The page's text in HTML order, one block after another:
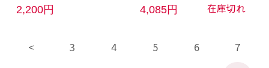
2,200円 4,085円 在庫切れ
3 4 5 6 7